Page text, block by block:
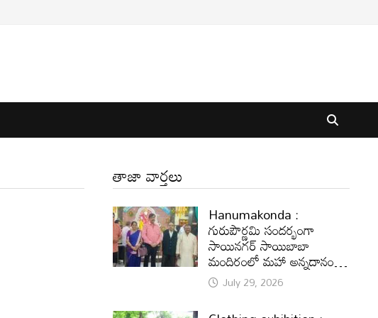
తాజా వార్తలు
Hanumakonda :
గురుపౌర్ణమి సందర్భంగా
సాయినగర్‌ సాయిబాబా
మందిరంలో మహా అన్నదానం…
July 29, 2026